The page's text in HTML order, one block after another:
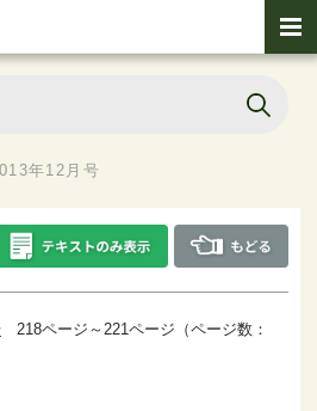
年12月号
218ページ～221ページ（ページ数：